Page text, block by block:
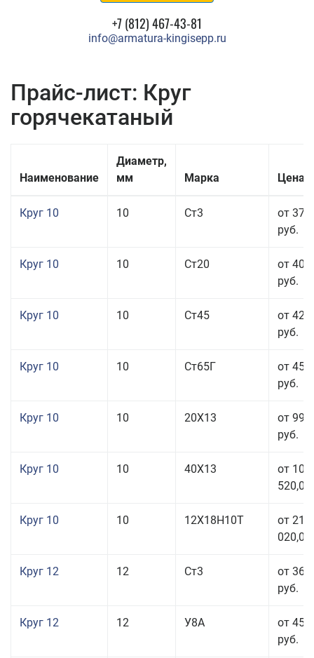
+7 (812) 467-43-81
info@armatura-kingisepp.ru
Прайс-лист: Круг
горячекатаный
Наименование
Диаметр,
мм
Марка Цена
Круг 10 10 Ст3
от 37
руб.
Круг 10 10 Ст20
от 40
руб.
Круг 10 10 Ст45
от 42
руб.
Круг 10 10 Ст65Г
от 45
руб.
Круг 10 10 20Х13
от 99
руб.
Круг 10 10 40Х13
от 106
520,00
Круг 10 10 12Х18Н10Т
от 215
020,00
Круг 12 12 Ст3
от 36
руб.
Круг 12 12 У8А
от 45
руб.